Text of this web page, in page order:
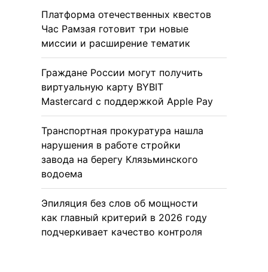
Платформа отечественных квестов
Час Рамзая готовит три новые
миссии и расширение тематик
Граждане России могут получить
виртуальную карту BYBIT
Mastercard с поддержкой Apple Pay
Транспортная прокуратура нашла
нарушения в работе стройки
завода на берегу Клязьминского
водоема
Эпиляция без слов об мощности
как главный критерий в 2026 году
подчеркивает качество контроля